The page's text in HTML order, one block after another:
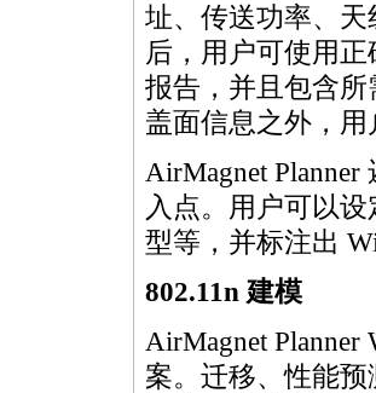
址、传送功率、
后，用户可使用
报告，并且包含
盖面信息之外，
AirMagnet Planner
入点。用户可以设
型等，并标注出
802.11n 建模
AirMagnet
案。迁移、性能